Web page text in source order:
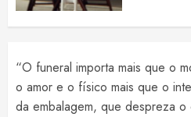
“O funeral importa mais que o
o amor e o físico mais que o
da embalagem, que despreza o